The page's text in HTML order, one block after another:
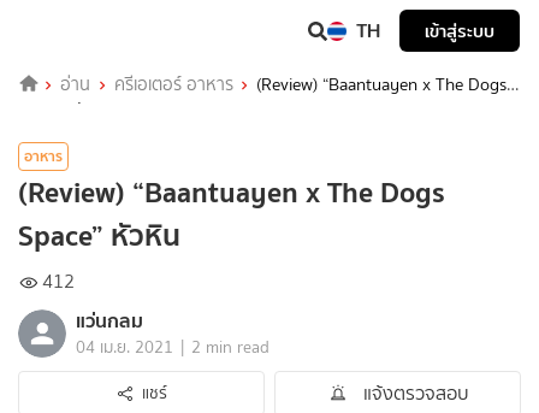
TH เข้าสู่ระบบ
อ่าน ครีเอเตอร์ อาหาร
(Review) “Baantuayen x The Dogs
Space” หัวหิน
อาหาร
(Review) “Baantuayen x The Dogs
Space” หัวหิน
412
แว่นกลม
04 เม.ย. 2021 | 2 min read
แชร์
แจ้งตรวจสอบ